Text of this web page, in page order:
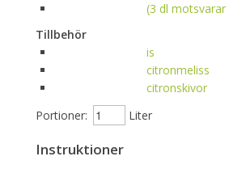
(3 dl
Tillbehör
is
citronmeliss
citronskivor
Portioner:
Liter
Instruktioner